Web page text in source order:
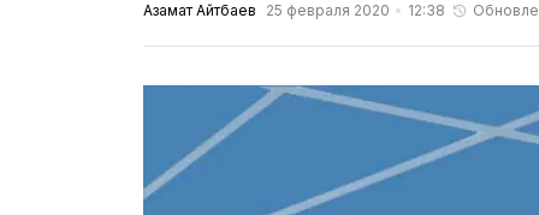
Азамат Айтбаев 25 февраля 2020 12:38